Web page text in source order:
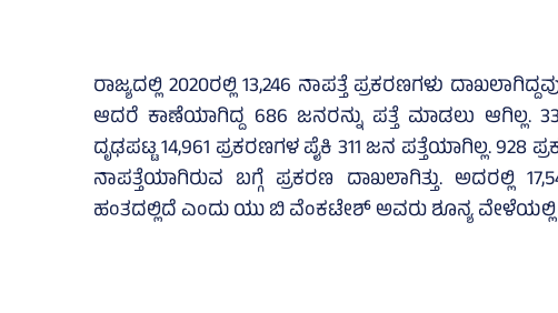
ರಾಜ್ಯದಲ್ಲಿ 2020ರಲ್ಲಿ 13,246 ನಾಪತ್ತೆ ಪ್ರಕರಣಗಳು
ಆದರೆ ಕಾಣೆಯಾಗಿದ್ದ 686 ಜನರನ್ನು ಪತ್ತೆ ಮಾಡಲು ಆಗಿಲ್ಲ.
ದೃಢಪಟ್ಟ 14,961 ಪ್ರಕರಣಗಳ ಪೈಕಿ 311 ಜನ ಪತ್ತೆಯಾಗಿಲ್ಲ. 928
ನಾಪತ್ತೆಯಾಗಿರುವ ಬಗ್ಗೆ ಪ್ರಕರಣ ದಾಖಲಾಗಿತ್ತು. ಅದರಲ್ಲಿ
ಹಂತದಲ್ಲಿದೆ ಎಂದು ಯು ಬಿ ವೆಂಕಟೇಶ್‌ ಅವರು ಶೂನ್ಯ